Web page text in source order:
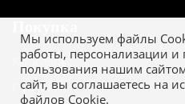
Мы используем файлы
работы, персонализации
пользования нашим
сайт, вы соглашаетесь на
файлов Cookie.
Как купить
Гарантия